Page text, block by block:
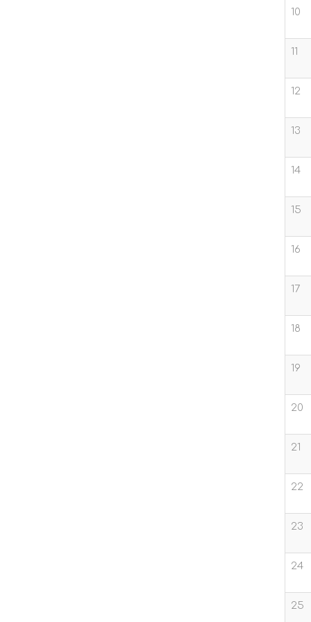
10
11
12
13
14
15
16
17
18
19
20
21
22
23
24
25